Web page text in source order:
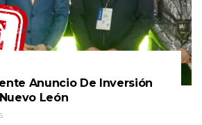
Anuncio De Inversión
León